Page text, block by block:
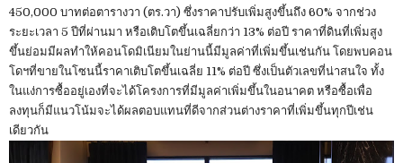
450,000 บาทต่อตารางวา (ตร.วา) ซึ่งราคาปรับเพิ่มสูงขึ้นถึง 60% จากช่วง
ระยะเวลา 5 ปีที่ผ่านมา หรือเติบโตขึ้นเฉลี่ยกว่า 13% ต่อปี ราคาที่ดินที่เพิ่มสูง
ขึ้นย่อมมีผลทำให้คอนโดมิเนียมในย่านนี้มีมูลค่าที่เพิ่มขึ้นเช่นกัน โดยพบคอน
โดฯที่ขายในโซนนี้ราคาเติบโตขึ้นเฉลี่ย 11% ต่อปี ซึ่งเป็นตัวเลขที่น่าสนใจ ทั้ง
ในแง่การซื้ออยู่เองที่จะได้โครงการที่มีมูลค่าเพิ่มขึ้นในอนาคต หรือซื้อเพื่อ
ลงทุนก็มีแนวโน้มจะได้ผลตอบแทนที่ดีจากส่วนต่างราคาที่เพิ่มขึ้นทุกปีเช่น
เดียวกัน